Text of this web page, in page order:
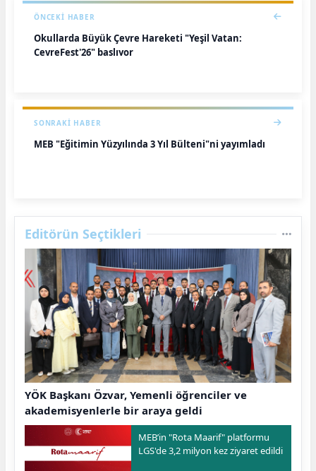
ÖNCEKI HABER
Okullarda Büyük Çevre Hareketi "Yeşil Vatan:
ÇevreFest'26" başlıyor
SONRAKI HABER
MEB "Eğitimin Yüzyılında 3 Yıl Bülteni"ni yayımladı
Editörün Seçtikleri
YÖK Başkanı Özvar, Yemenli öğrenciler ve
akademisyenlerle bir araya geldi
MEB’in "Rota Maarif" platformu
LGS'de 3,2 milyon kez ziyaret edildi